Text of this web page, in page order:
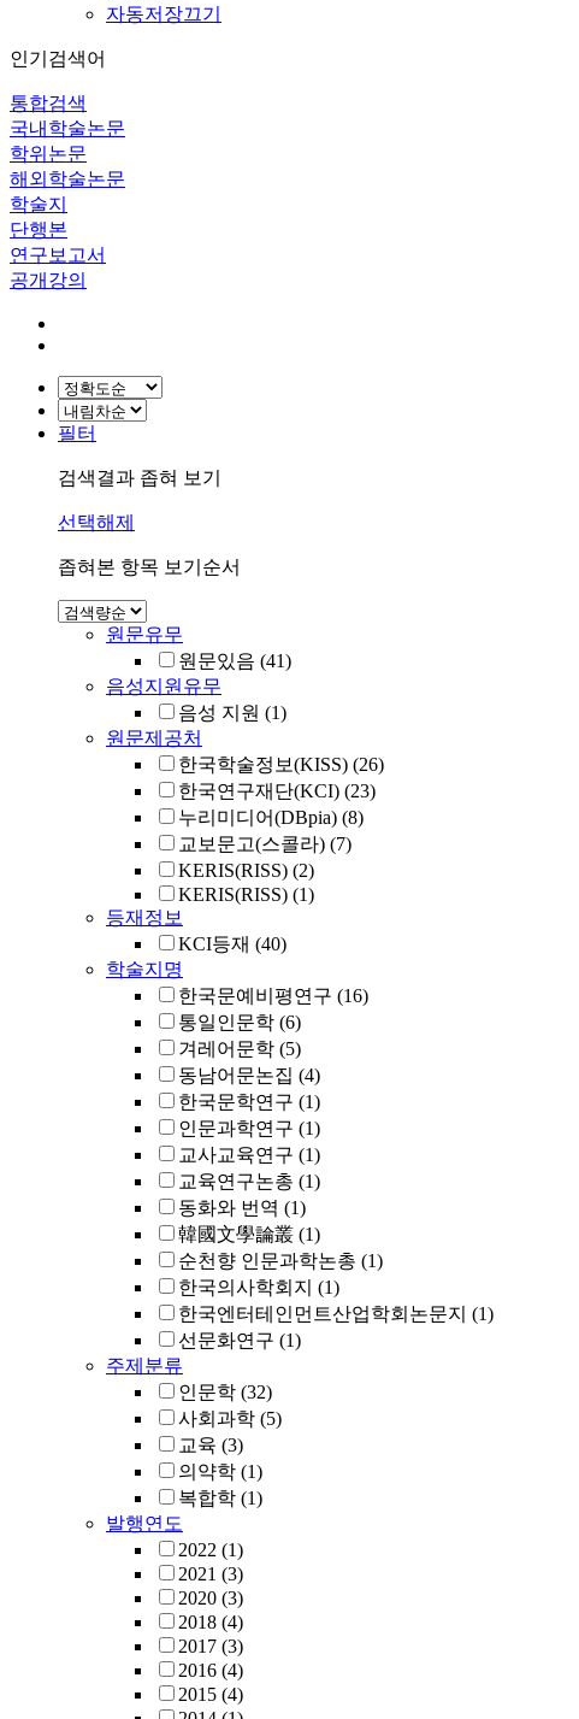
자동저장끄기
인기검색어
통합검색
국내학술논문
학위논문
해외학술논문
학술지
단행본
연구보고서
공개강의
필터
검색결과 좁혀 보기
선택해제
좁혀본 항목 보기순서
원문유무
원문있음 (41)
음성지원유무
음성 지원 (1)
원문제공처
한국학술정보(KISS) (26)
한국연구재단(KCI) (23)
누리미디어(DBpia) (8)
교보문고(스콜라) (7)
KERIS(RISS) (2)
KERIS(RISS) (1)
등재정보
KCI등재 (40)
학술지명
한국문예비평연구 (16)
통일인문학 (6)
겨레어문학 (5)
동남어문논집 (4)
한국문학연구 (1)
인문과학연구 (1)
교사교육연구 (1)
교육연구논총 (1)
동화와 번역 (1)
韓國文學論叢 (1)
순천향 인문과학논총 (1)
한국의사학회지 (1)
한국엔터테인먼트산업학회논문지 (1)
선문화연구 (1)
주제분류
인문학 (32)
사회과학 (5)
교육 (3)
의약학 (1)
복합학 (1)
발행연도
2022 (1)
2021 (3)
2020 (3)
2018 (4)
2017 (3)
2016 (4)
2015 (4)